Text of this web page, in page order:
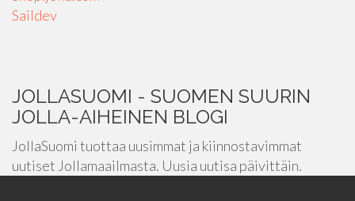
Saildev
JOLLASUOMI - SUOMEN SUURIN
JOLLA-AIHEINEN BLOGI
JollaSuomi tuottaa uusimmat ja kiinnostavimmat
uutiset Jollamaailmasta. Uusia uutisa päivittäin.